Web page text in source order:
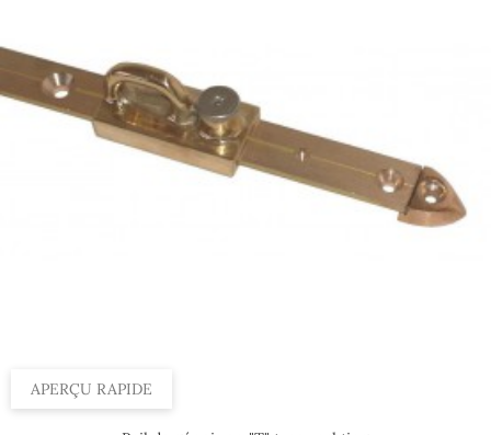
APERÇU RAPIDE